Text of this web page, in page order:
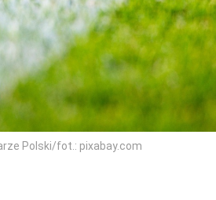
Polski/fot.: pixabay.com